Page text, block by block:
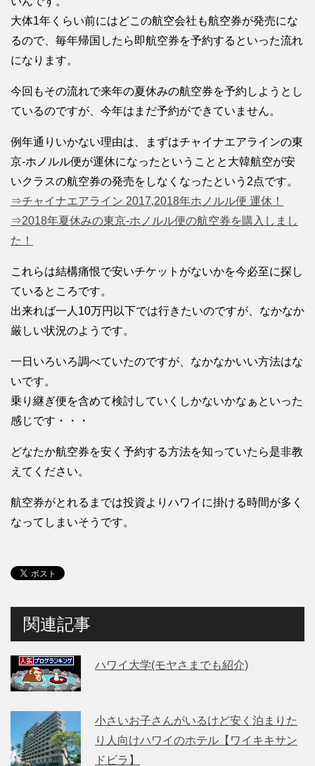
大体1年くらい前にはどこの航空会社も航空券が発売にな
るので、毎年帰国したら即航空券を予約するといった流れ
になります。
今回もその流れで来年の夏休みの航空券を予約しようとし
ているのですが、今年はまだ予約ができていません。
例年通りいかない理由は、まずはチャイナエアラインの東
京-ホノルル便が運休になったということと大韓航空が安
いクラスの航空券の発売をしなくなったという2点です。
⇒チャイナエアライン 2017,2018年ホノルル便 運休！
⇒2018年夏休みの東京-ホノルル便の航空券を購入しまし
た！
これらは結構痛恨で安いチケットがないかを今必至に探し
ているところです。
出来れば一人10万円以下では行きたいのですが、なかなか
厳しい状況のようです。
一日いろいろ調べていたのですが、なかなかいい方法はな
いです。
乗り継ぎ便を含めて検討していくしかないかなぁといった
感じです・・・
どなたか航空券を安く予約する方法を知っていたら是非教
えてください。
航空券がとれるまでは投資よりハワイに掛ける時間が多く
なってしまいそうです。
関連記事
ハワイ大学(モヤさまでも紹介)
小さいお子さんがいるけど安く泊まりた
り人向けハワイのホテル【ワイキキサン
ドビラ】